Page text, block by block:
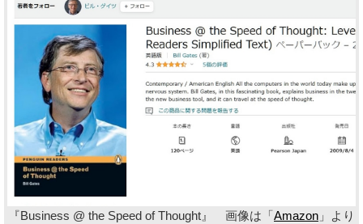
『Business @ the Speed of Thought』 画像は「 Amazon 」より